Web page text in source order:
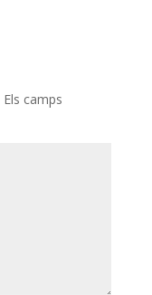
Els camps